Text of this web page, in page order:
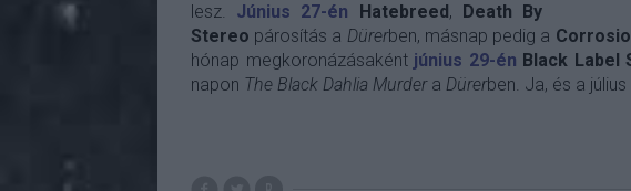
lesz. Június 27-én Hatebreed, Death By
Stereo párosítás a Dürerben, másnap pedig a
hónap megkoronázásaként június 29-én Black Label
napon The Black Dahlia Murdera Dürerben. Ja, és a